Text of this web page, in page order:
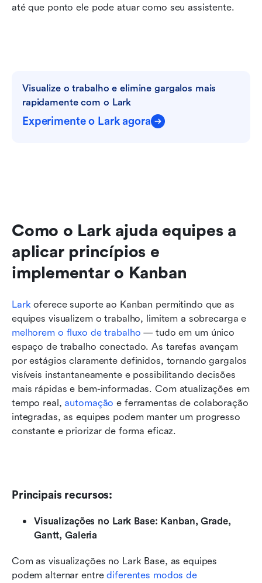
até que ponto ele pode atuar como seu assistente.
Visualize o trabalho e elimine gargalos mais
rapidamente com o Lark
Experimente o Lark agora
Como o Lark ajuda equipes a
aplicar princípios e
implementar o Kanban
Lark oferece suporte ao Kanban permitindo que as
melhorem o fluxo de trabalho — tudo em um único
espaço de trabalho conectado. As tarefas avançam
por estágios claramente definidos, tornando gargalos
visíveis instantaneamente e possibilitando decisões
mais rápidas e bem-informadas. Com atualizações em
tempo real, automação e ferramentas de colaboração
integradas, as equipes podem manter um progresso
constante e priorizar de forma eficaz.
Principais recursos:
Visualizações no Lark Base: Kanban, Grade,
Gantt, Galeria
Com as visualizações no Lark Base, as equipes
podem alternar entre diferentes modos de